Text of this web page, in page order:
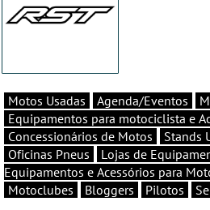
Motos Usadas Agenda/Eventos
Equipamentos para motociclista e
Concessionários de Motos
Stands
Oficinas Pneus
Lojas de
Equipamentos e Acessórios para
Motoclubes
Bloggers Pilotos